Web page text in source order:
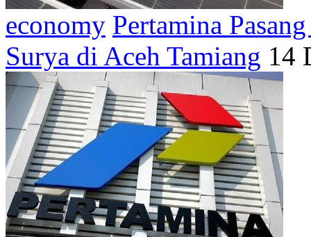
economy Pertamina
Surya di Aceh Tamiang 14